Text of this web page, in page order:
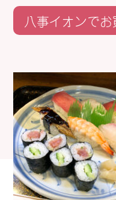
八事イオンで